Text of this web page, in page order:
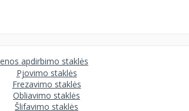
apdirbimo staklės
Pjovimo staklės
Frezavimo staklės
Obliavimo staklės
Šlifavimo staklės